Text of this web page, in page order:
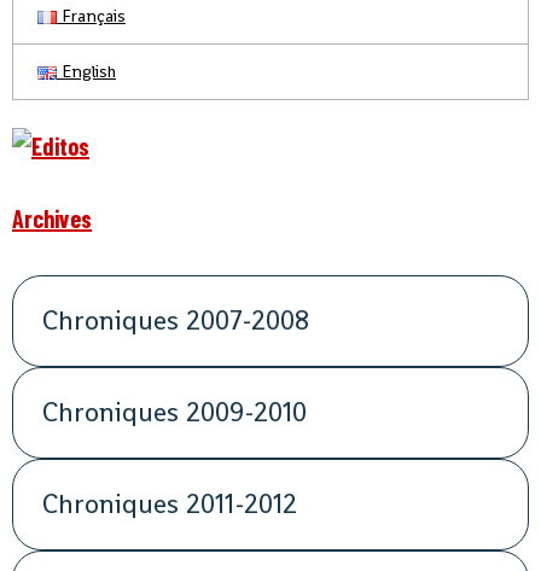
Français
English
Archives
Chroniques 2007-2008
Chroniques 2009-2010
Chroniques 2011-2012